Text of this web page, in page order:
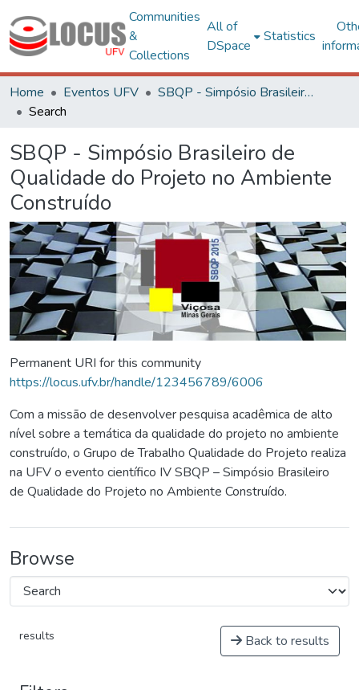
Communities
&
Collections
All of
DSpace
Statistics
Home Eventos UFV
SBQP - Simpósio Brasileiro de Qualidade do Projeto no Ambiente Construído
Search
SBQP - Simpósio Brasileiro de
Qualidade do Projeto no Ambiente
Construído
Permanent URI for this community
https://locus.ufv.br/handle/123456789/6006
Com a missão de desenvolver pesquisa acadêmica de alto
nível sobre a temática da qualidade do projeto no ambiente
construído, o Grupo de Trabalho Qualidade do Projeto realiza
na UFV o evento científico IV SBQP – Simpósio Brasileiro
de Qualidade do Projeto no Ambiente Construído.
Browse
results Back to results